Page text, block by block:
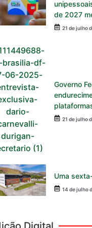
de 2027
21 de julho
Governo
21 de julho
Uma
14 de julho